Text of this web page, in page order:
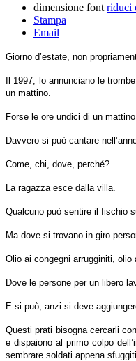
dimensione font riduci
Stampa
Email
Giorno d’estate, non
Il 1997, lo annunciano le
un mattino.
Forse le ore undici di un
Davvero si può cantare
Come, chi, dove, perché?
La ragazza esce dalla villa.
Qualcuno può sentire il fischio
Ma dove si trovano in giro
Olio ai congegni arrugginiti,
Dove le persone per un libero
E si può, anzi si deve
Questi prati bisogna cercarli
e dispaiono al primo colpo
sembrare soldati appena